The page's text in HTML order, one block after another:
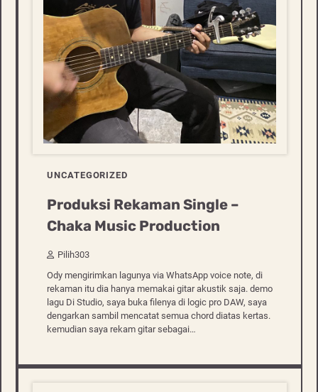
UNCATEGORIZED
Produksi Rekaman Single –
Chaka Music Production
Pilih303
Ody mengirimkan lagunya via WhatsApp voice note, di
rekaman itu dia hanya memakai gitar akustik saja. demo
lagu Di Studio, saya buka filenya di logic pro DAW, saya
dengarkan sambil mencatat semua chord diatas kertas.
kemudian saya rekam gitar sebagai…